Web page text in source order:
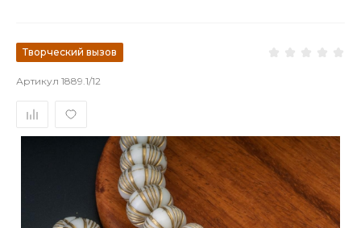
Творческий вызов
Артикул 1889.1/12